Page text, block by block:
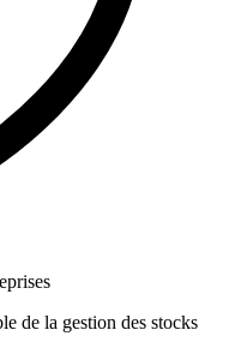
de la gestion des stocks